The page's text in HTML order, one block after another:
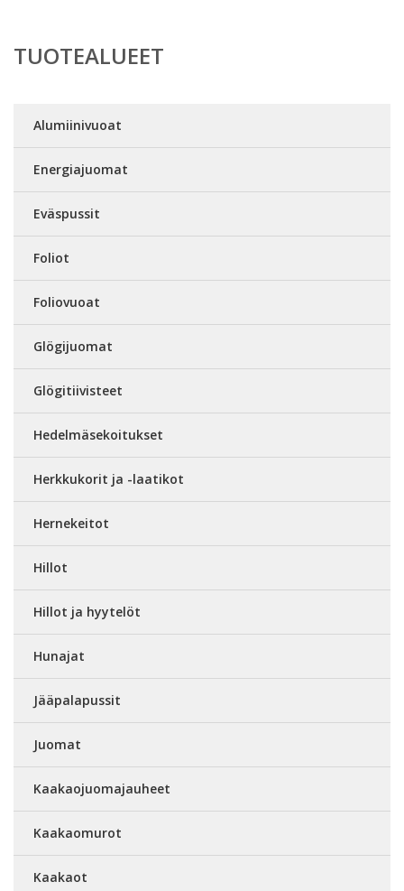
TUOTEALUEET
Alumiinivuoat
Energiajuomat
Eväspussit
Foliot
Foliovuoat
Glögijuomat
Glögitiivisteet
Hedelmäsekoitukset
Herkkukorit ja -laatikot
Hernekeitot
Hillot
Hillot ja hyytelöt
Hunajat
Jääpalapussit
Juomat
Kaakaojuomajauheet
Kaakaomurot
Kaakaot